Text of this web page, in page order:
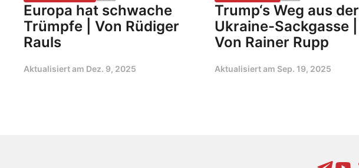
Europa hat schwache
Trümpfe | Von Rüdiger
Rauls
Aktualisiert am Dez. 9, 2025
Trump‘s Weg aus der
Ukraine-Sackgasse |
Von Rainer Rupp
Aktualisiert am Sep. 19, 2025